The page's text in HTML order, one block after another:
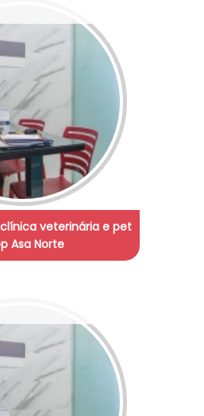
veterinária e pet
Asa Norte